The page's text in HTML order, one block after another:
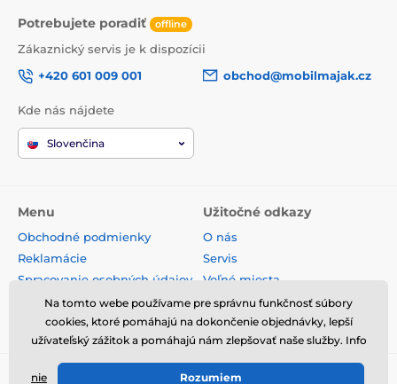
Potrebujete poradiť offline
Zákaznický servis je k dispozícii
+420 601 009 001
obchod@mobilmajak.cz
Kde nás nájdete
Slovenčina
Menu
Obchodné podmienky
Reklamácie
Spracovanie osobných údajov
Doprava a platba
Odstúpenie od zmluvy
Užitočné odkazy
O nás
Servis
Voľné miesta
Kontakt
© 2026 www.mobilmajak.sk ⦁ E-shop vytvorila
Na tomto webe používame pre správnu funkčnosť súbory
cookies, ktoré pomáhajú na dokončenie objednávky, lepší
užívateľský zážitok a pomáhajú nám zlepšovať naše služby. Info
nie Rozumiem